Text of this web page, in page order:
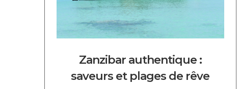
Zanzibar authentique :
saveurs et plages de rêve